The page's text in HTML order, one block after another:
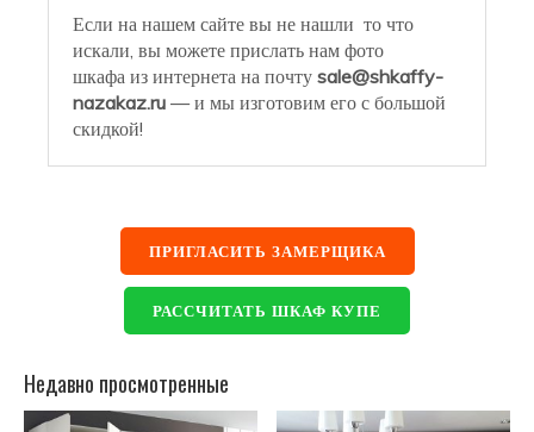
Если на нашем сайте вы не нашли то что
искали, вы можете прислать нам фото
шкафа из интернета на почту sale@shkaffy-
nazakaz.ru — и мы изготовим его с большой
скидкой!
ПРИГЛАСИТЬ ЗАМЕРЩИКА
РАССЧИТАТЬ ШКАФ КУПЕ
Недавно просмотренные